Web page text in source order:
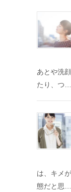
あとや洗
たり、つ…
は、キメ
態だと思…